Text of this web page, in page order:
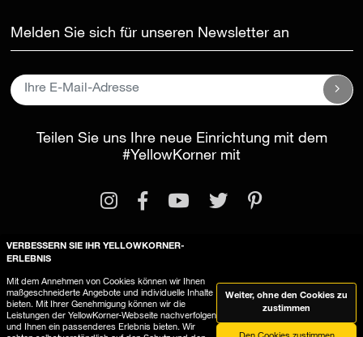
#YellowKornermit
Allgemeine Geschäftsbedingungen
YellowKorner verwendet Cookies
VERBESSERN SIE IHR YELLOWKORNER-
ERLEBNIS
Mit dem Annehmen von Cookies können wir Ihnen
maßgeschneiderte Angebote und individuelle Inhalte
bieten. Mit Ihrer Genehmigung können wir die
Leistungen der YellowKorner-Webseite nachverfolgen
und Ihnen ein passenderes Erlebnis bieten. Wir
Weiter, ohne den Cookies zu
zustimmen